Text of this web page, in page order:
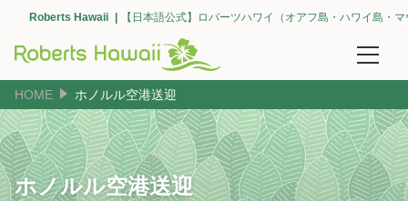
Roberts Hawaii 【日本語公式】ロバーツハワイ（オアフ島・ハワイ島・
予約確認
団体予約
空港送迎
HOME ホノルル空港送迎
ホノルル空港送迎